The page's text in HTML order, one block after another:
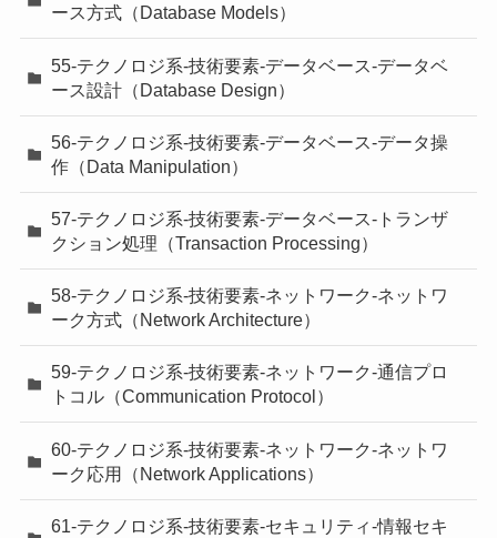
ース方式（Database Models）
55-テクノロジ系-技術要素-データベース-データベ
ース設計（Database Design）
56-テクノロジ系-技術要素-データベース-データ操
作（Data Manipulation）
57-テクノロジ系-技術要素-データベース-トランザ
クション処理（Transaction Processing）
58-テクノロジ系-技術要素-ネットワーク-ネットワ
ーク方式（Network Architecture）
59-テクノロジ系-技術要素-ネットワーク-通信プロ
トコル（Communication Protocol）
60-テクノロジ系-技術要素-ネットワーク-ネットワ
ーク応用（Network Applications）
61-テクノロジ系-技術要素-セキュリティ-情報セキ